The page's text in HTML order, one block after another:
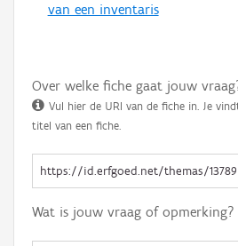
van een inventaris
Over welke fiche gaat jouw
Vul hier de URI van de fiche in. Je
titel van een fiche.
Wat is jouw vraag of opmerking?